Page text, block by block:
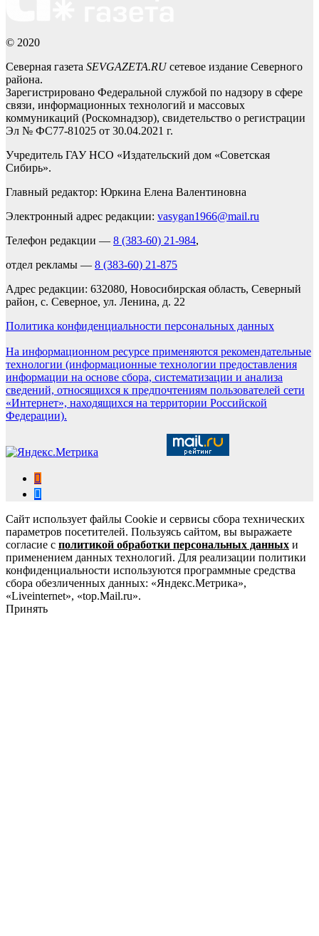
© 2020
Северная газета SEVGAZETA.RUсетевое издание Северного
района.
Зарегистрировано Федеральной службой по надзору в сфере
связи, информационных технологий и массовых
коммуникаций (Роскомнадзор), свидетельство о регистрации
Эл № ФС77-81025 от 30.04.2021 г.
Учредитель ГАУ НСО «Издательский дом «Советская
Сибирь».
Главный редактор: Юркина Елена Валентиновна
Электронный адрес редакции: vasygan1966@mail.ru
Телефон редакции — 8 (383-60) 21-984,
отдел рекламы — 8 (383-60) 21-875
Адрес редакции: 632080, Новосибирская область, Северный
район, с. Северное, ул. Ленина, д. 22
Политика конфиденциальности персональных данных
На информационном ресурсе применяются рекомендательные
технологии (информационные технологии предоставления
информации на основе сбора, систематизации и анализа
сведений, относящихся к предпочтениям пользователей сети
«Интернет», находящихся на территории Российской
Федерации).
Сайт использует файлы Cookie и сервисы сбора технических
параметров посетителей. Пользуясь сайтом, вы выражаете
согласие с политикой обработки персональных данных и
применением данных технологий. Для реализации политики
конфиденциальности используются программные средства
сбора обезличенных данных: «Яндекс.Метрика»,
«Liveinternet», «top.Mail.ru».
Принять